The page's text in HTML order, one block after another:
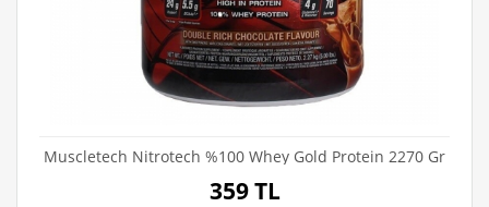
Muscletech Nitrotech %100 Whey Gold Protein 2270 Gr
359 TL